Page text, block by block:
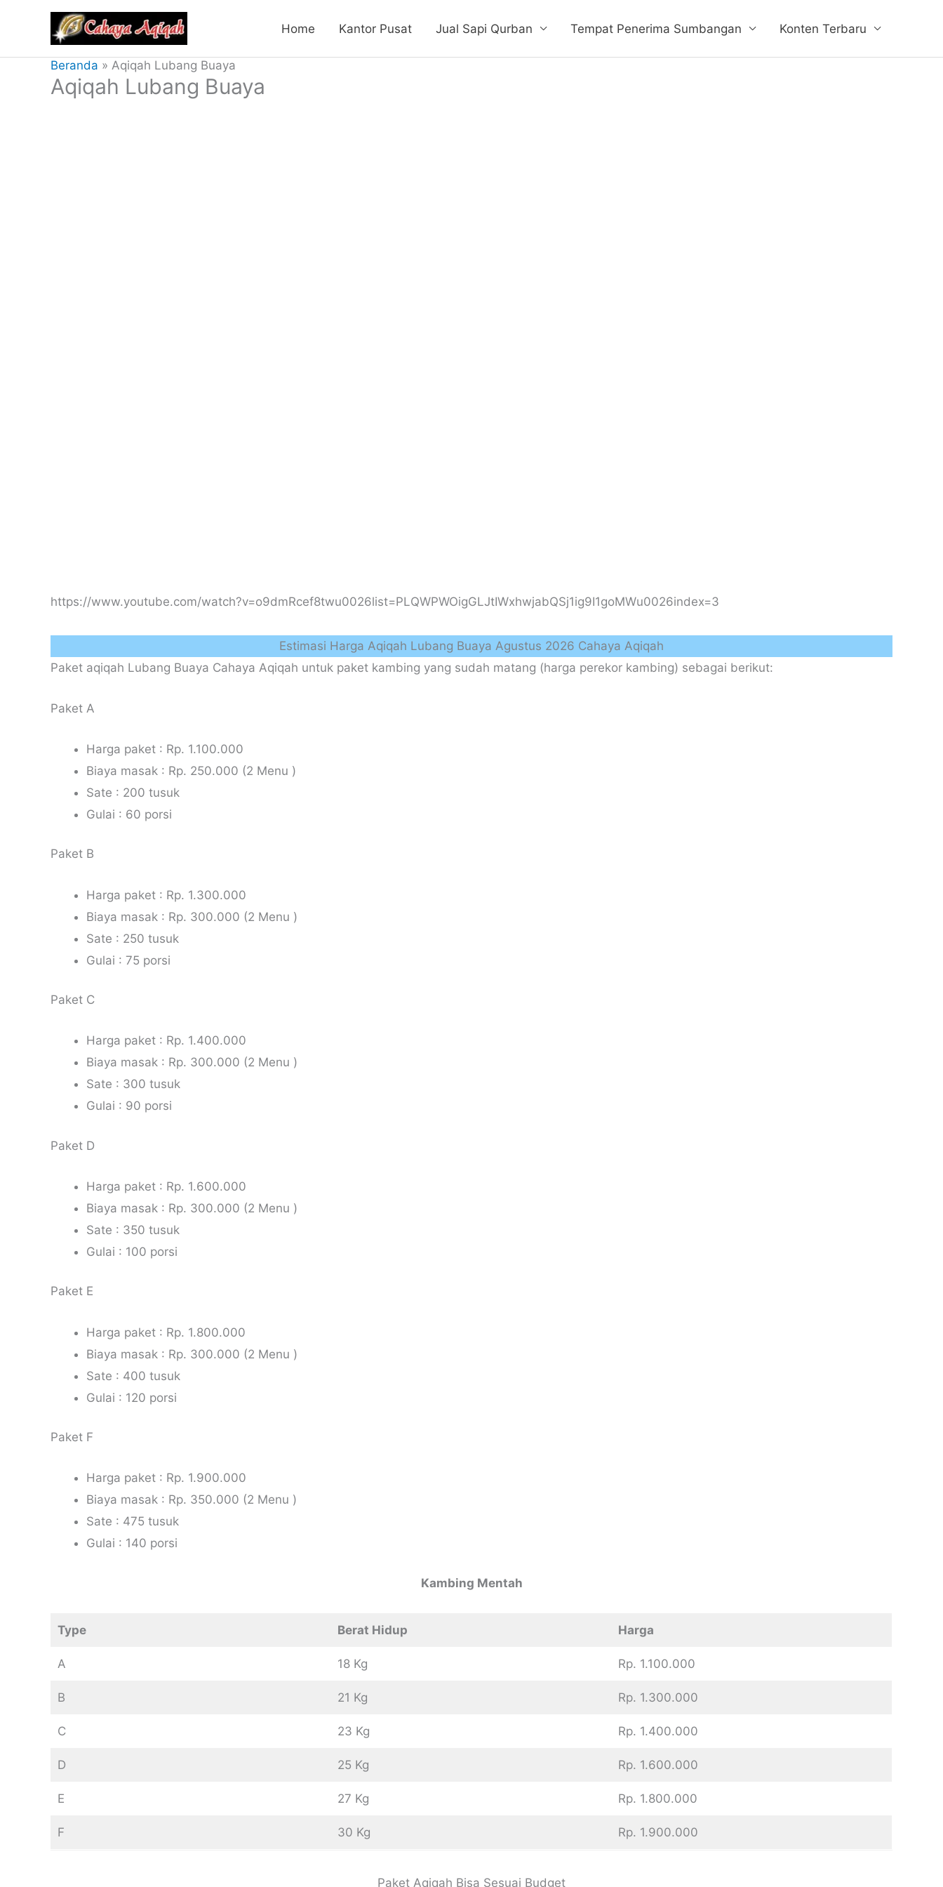
konten
Home Kantor Pusat Jual Sapi Qurban Tempat Penerima Sumbangan Konten Terbaru
Beranda Aqiqah Lubang Buaya
Aqiqah Lubang Buaya
https://www.youtube.com/watch?v=o9dmRcef8twu0026list=PLQWPWOigGLJtIWxhwjabQSj1ig9I1goMWu0026index=3
Estimasi Harga Aqiqah Lubang Buaya Agustus 2026 Cahaya Aqiqah
Paket aqiqah Lubang Buaya Cahaya Aqiqah untuk paket kambing yang sudah matang (harga perekor kambing) sebagai berikut:
Paket A
Harga paket : Rp. 1.100.000
Biaya masak : Rp. 250.000 (2 Menu )
Sate : 200 tusuk
Gulai : 60 porsi
Paket B
Harga paket : Rp. 1.300.000
Biaya masak : Rp. 300.000 (2 Menu )
Sate : 250 tusuk
Gulai : 75 porsi
Paket C
Harga paket : Rp. 1.400.000
Biaya masak : Rp. 300.000 (2 Menu )
Sate : 300 tusuk
Gulai : 90 porsi
Paket D
Harga paket : Rp. 1.600.000
Biaya masak : Rp. 300.000 (2 Menu )
Sate : 350 tusuk
Gulai : 100 porsi
Paket E
Harga paket : Rp. 1.800.000
Biaya masak : Rp. 300.000 (2 Menu )
Sate : 400 tusuk
Gulai : 120 porsi
Paket F
Harga paket : Rp. 1.900.000
Biaya masak : Rp. 350.000 (2 Menu )
Sate : 475 tusuk
Gulai : 140 porsi
Kambing Mentah
Type Berat Hidup Harga
A 18 Kg Rp. 1.100.000
B 21 Kg Rp. 1.300.000
C 23 Kg Rp. 1.400.000
D 25 Kg Rp. 1.600.000
E 27 Kg Rp. 1.800.000
F 30 Kg Rp. 1.900.000
Paket Aqiqah Bisa Sesuai Budget